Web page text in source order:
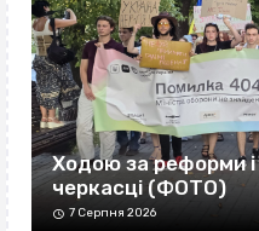
Ходою за реформи
черкасці (ФОТО)
7 Серпня 2026